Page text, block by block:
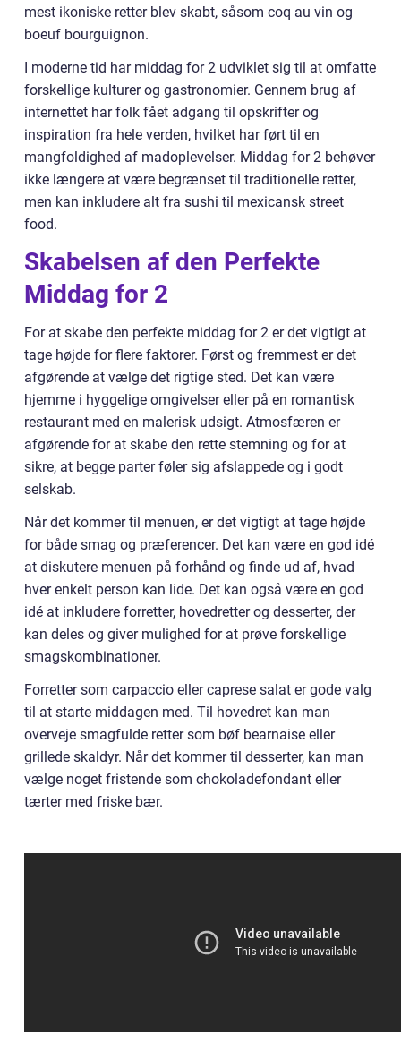
mest ikoniske retter blev skabt, såsom coq au vin og
boeuf bourguignon.
I moderne tid har middag for 2 udviklet sig til at omfatte
forskellige kulturer og gastronomier. Gennem brug af
internettet har folk fået adgang til opskrifter og
inspiration fra hele verden, hvilket har ført til en
mangfoldighed af madoplevelser. Middag for 2 behøver
ikke længere at være begrænset til traditionelle retter,
men kan inkludere alt fra sushi til mexicansk street
food.
Skabelsen af den Perfekte
Middag for 2
For at skabe den perfekte middag for 2 er det vigtigt at
tage højde for flere faktorer. Først og fremmest er det
afgørende at vælge det rigtige sted. Det kan være
hjemme i hyggelige omgivelser eller på en romantisk
restaurant med en malerisk udsigt. Atmosfæren er
afgørende for at skabe den rette stemning og for at
sikre, at begge parter føler sig afslappede og i godt
selskab.
Når det kommer til menuen, er det vigtigt at tage højde
for både smag og præferencer. Det kan være en god idé
at diskutere menuen på forhånd og finde ud af, hvad
hver enkelt person kan lide. Det kan også være en god
idé at inkludere forretter, hovedretter og desserter, der
kan deles og giver mulighed for at prøve forskellige
smagskombinationer.
Forretter som carpaccio eller caprese salat er gode valg
til at starte middagen med. Til hovedret kan man
overveje smagfulde retter som bøf bearnaise eller
grillede skaldyr. Når det kommer til desserter, kan man
vælge noget fristende som chokoladefondant eller
tærter med friske bær.